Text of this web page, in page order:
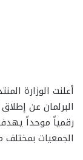
أعلنت الوزارة
البرلمان عن
رقمياً موحداً
الجمعيات بمختلف